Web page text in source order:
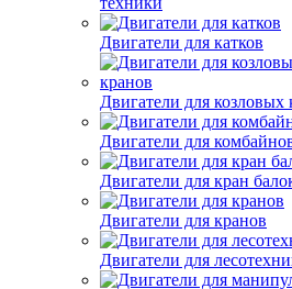
Двигатели для катков
Двигатели для козловых
Двигатели для
Двигатели для кран
Двигатели для кранов
Двигатели для